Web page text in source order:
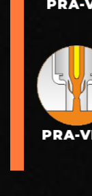
PRA-
PRA-